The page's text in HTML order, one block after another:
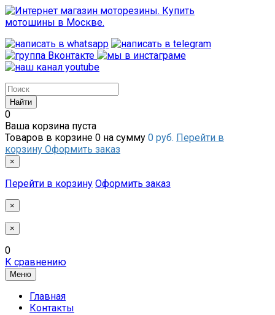
0
Ваша корзина пуста
Товаров в корзине 0 на сумму 0 руб. Перейти в
корзину Оформить заказ
×
Перейти в корзину Оформить заказ
×
×
0
К сравнению
Меню
Главная
Контакты